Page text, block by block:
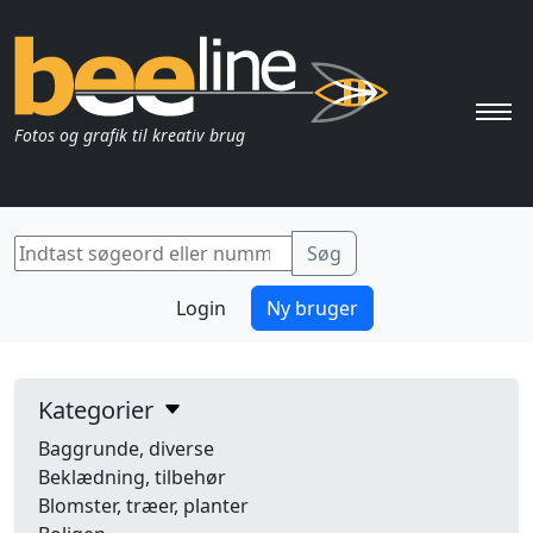
Fotos og grafik til kreativ brug
Login Ny bruger
Kategorier
Baggrunde, diverse
Beklædning, tilbehør
Blomster, træer, planter